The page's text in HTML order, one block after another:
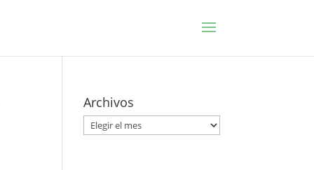
Archivos
Archivos